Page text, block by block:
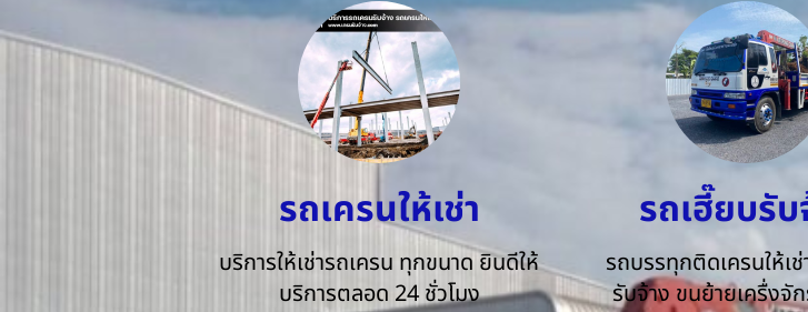
รถเครนให้เช่า
บริการให้เช่ารถเครน ทุกขนาด ยินดีให้
บริการตลอด 24 ชั่วโมง
รถเฮี๊ยบรับ
รถบรรทุกติดเครนให้เ
รับจ้าง ขนย้ายเครื่งจั